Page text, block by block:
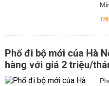
Phố đi bộ mới của Hà
hàng với giá 2 triệu/